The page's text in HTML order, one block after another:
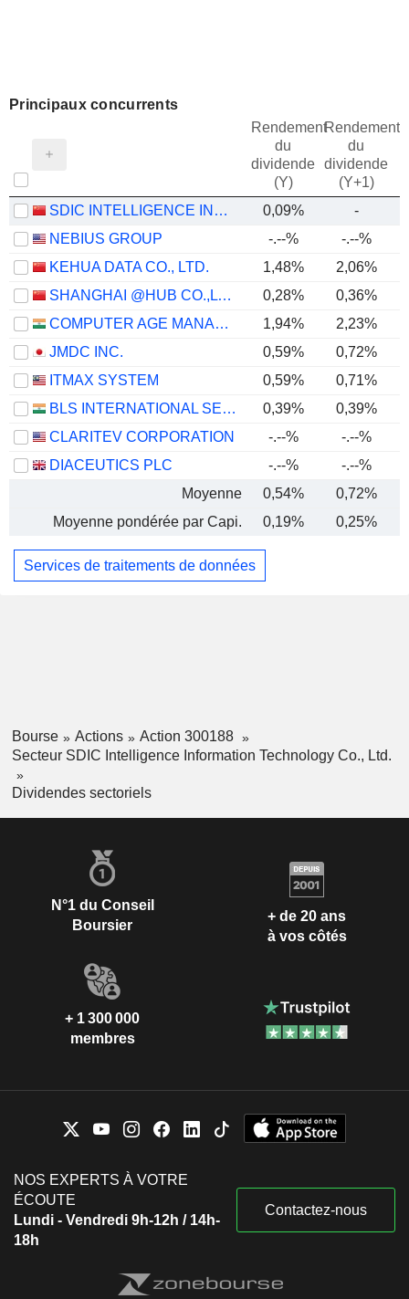
Principaux concurrents
Rendement
du
dividende
(Y)
Rendement
du
dividende
(Y+1)
SDIC INTELLIGENCE INFORMATION TECHNOLOGY CO., LTD. 0,09% -
NEBIUS GROUP
-.--% -.--%
KEHUA DATA CO., LTD.
1,48%
2,06%
SHANGHAI @HUB CO.,LTD.
0,28% 0,36%
COMPUTER AGE MANAGEMENT SERVICES LIMITED
1,94% 2,23%
JMDC INC.
0,59% 0,72%
ITMAX SYSTEM
0,59% 0,71%
BLS INTERNATIONAL SERVICES LIMITED
0,39% 0,39%
CLARITEV CORPORATION
-.--%
-.--%
DIACEUTICS PLC
-.--%
-.--%
Moyenne
0,54% 0,72%
Moyenne pondérée par Capi.
0,19% 0,25%
Services de traitements de données
Bourse Actions
Action 300188
Secteur SDIC Intelligence Information Technology Co., Ltd.
Dividendes sectoriels
N°1 du Conseil
Boursier
+ de 20 ans
à vos côtés
+ 1 300 000
membres
NOS EXPERTS À VOTRE
ÉCOUTE
Lundi - Vendredi 9h-12h / 14h-
18h
Contactez-nous